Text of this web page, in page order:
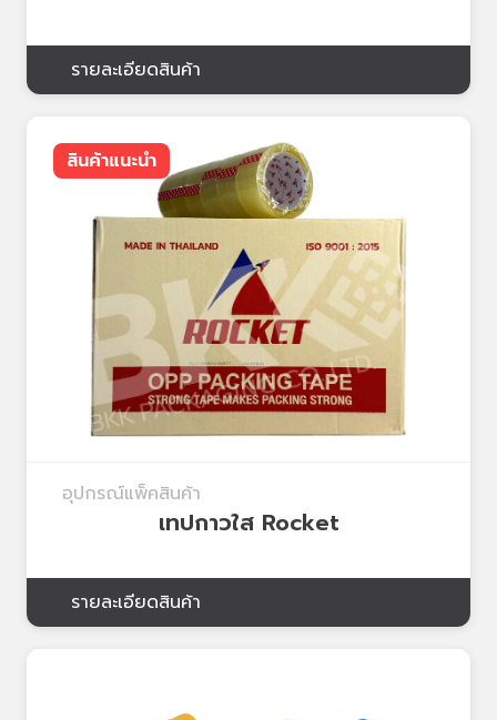
รายละเอียดสินค้า
สินค้าแนะนำ
อุปกรณ์แพ็คสินค้า
เทปกาวใส Rocket
รายละเอียดสินค้า